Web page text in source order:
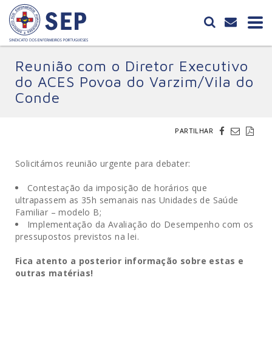
Reunião com o Diretor Executivo
do ACES Povoa do Varzim/Vila do
Conde
PARTILHAR
Solicitámos reunião urgente para debater:
Contestação da imposição de horários que
ultrapassem as 35h semanais nas Unidades de Saúde
Familiar – modelo B;
Implementação da Avaliação do Desempenho com os
pressupostos previstos na lei.
Fica atento a posterior informação sobre estas e
outras matérias!